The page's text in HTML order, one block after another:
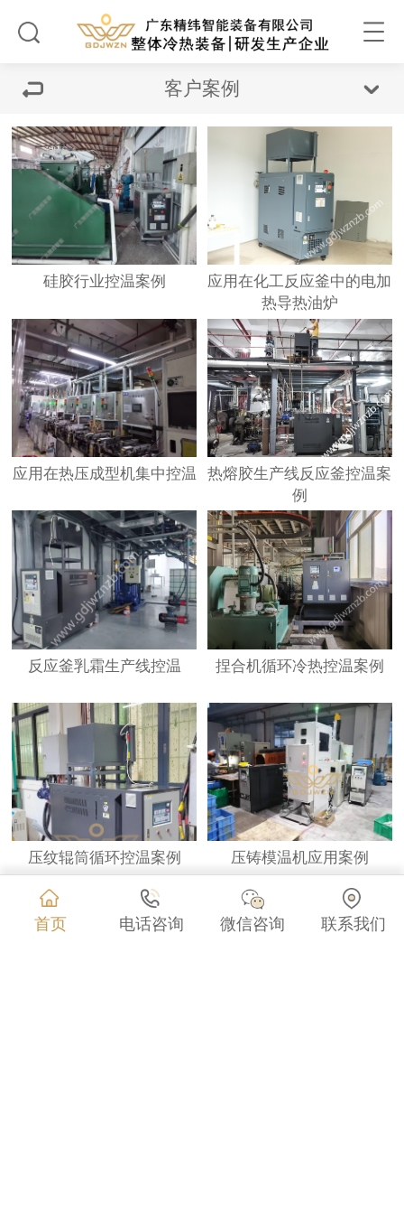
客户案例
硅胶行业控温案例
应用在化工反应釜中的电加
热导热油炉
应用在热压成型机集中控温
热熔胶生产线反应釜控温案
例
反应釜乳霜生产线控温 捏合机循环冷热控温案例
压纹辊筒循环控温案例 压铸模温机应用案例
首页 电话咨询 微信咨询 联系我们